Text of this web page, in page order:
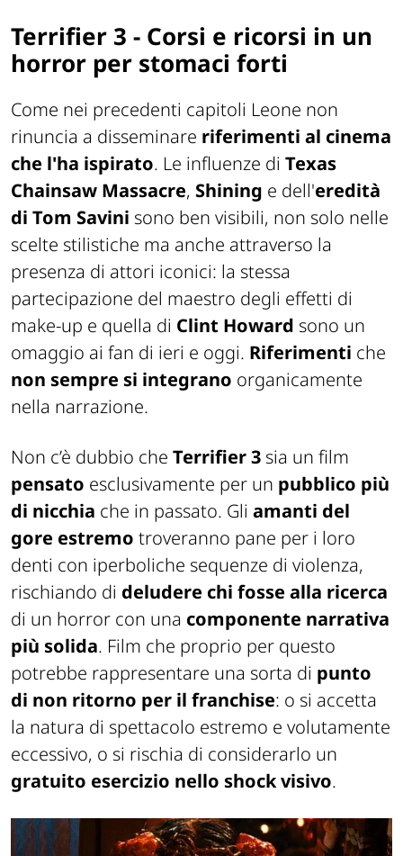
Terrifier 3 - Corsi e ricorsi in un
horror per stomaci forti
Come nei precedenti capitoli Leone non
rinuncia a disseminare riferimenti al cinema
che l'ha ispirato. Le influenze di Texas
Chainsaw Massacre, Shining e dell'eredità
di Tom Savini sono ben visibili, non solo nelle
scelte stilistiche ma anche attraverso la
presenza di attori iconici: la stessa
partecipazione del maestro degli effetti di
make-up e quella di Clint Howard sono un
omaggio ai fan di ieri e oggi. Riferimenti che
non sempre si integrano organicamente
nella narrazione.
Non c’è dubbio che Terrifier 3 sia un film
pensato esclusivamente per un pubblico più
di nicchia che in passato. Gli amanti del
gore estremo troveranno pane per i loro
denti con iperboliche sequenze di violenza,
rischiando di deludere chi fosse alla ricerca
di un horror con una componente narrativa
più solida. Film che proprio per questo
potrebbe rappresentare una sorta di punto
di non ritorno per il franchise: o si accetta
la natura di spettacolo estremo e volutamente
eccessivo, o si rischia di considerarlo un
gratuito esercizio nello shock visivo.